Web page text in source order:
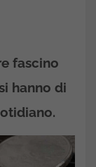
fascino
hanno di